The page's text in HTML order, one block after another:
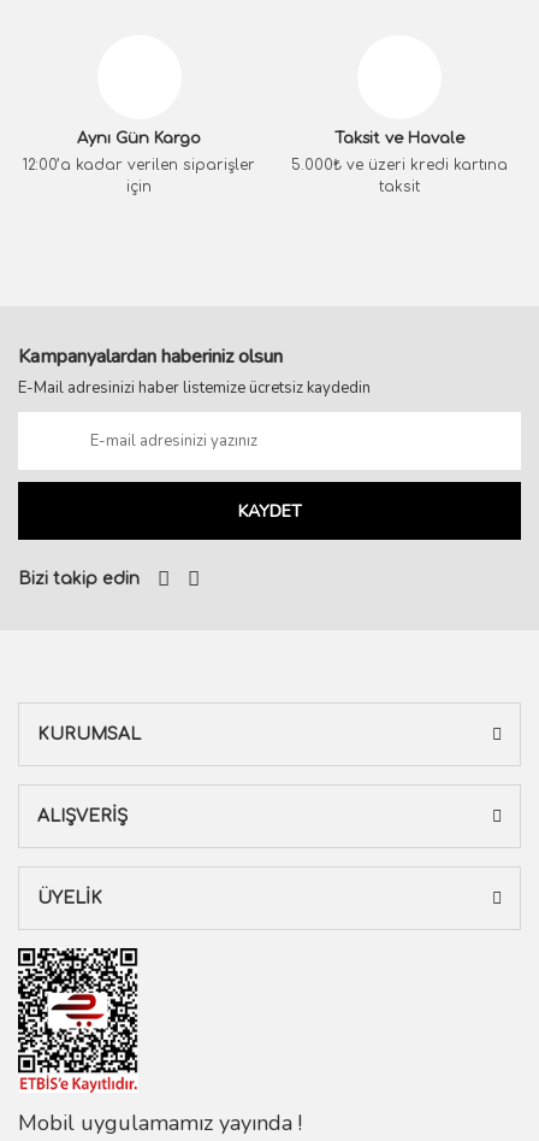
Aynı Gün Kargo
12:00’a kadar verilen siparişler
için
Taksit ve Havale
5.000₺ ve üzeri kredi kartına
taksit
Kampanyalardan haberiniz olsun
E-Mail adresinizi haber listemize ücretsiz kaydedin
KAYDET
Bizi takip edin
KURUMSAL
ALIŞVERİŞ
ÜYELİK
Mobil uygulamamız yayında !